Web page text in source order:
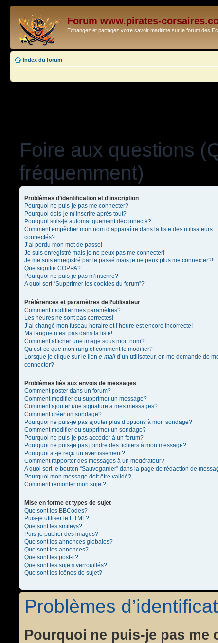
Forum www.pirates-
Echangez et partagez votre savoir maritime sur le forum des
Index du forum
Foire aux questions
fréquemment)
Problèmes d’identification et d’inscription
Pourquoi ne puis-je pas me connecter?
Pourquoi dois-je m’inscrire après tout?
Pourquoi suis-je automatiquement déconnecté?
Comment empêcher mon nom d’apparaître dans la liste des utilisateurs
connectés?
J’ai perdu mon mot de passe!
Je suis enregistré mais je ne peux pas me connecter!
Je me suis enregistré par le passé mais je ne peux plus me connecter?!
Que signifie COPPA?
Pourquoi ne puis-je pas m’inscrire?
A quoi sert “Supprimer les cookies du forum”?
Préférences et paramètres de l’utilisateur
Comment modifier mes paramètres?
Les heures ne sont pas correctes!
J’ai changé mon fuseau horaire et l’heure est encore incorrecte!
Ma langue n’est pas dans la liste!
Comment afficher une image sous mon nom?
Qu’est-ce que mon rang et comment le modifier?
Lorsque je clique sur le lien e-mail d’un utilisateur, on me demande de
connecter?
Problèmes liés aux envois de messages
Comment poster dans un forum?
Comment modifier ou supprimer un message?
Comment ajouter une signature à mes messages?
Comment créer un sondage?
Pourquoi ne puis-je pas ajouter plus d’options à mon sondage?
Comment modifier ou supprimer un sondage?
Pourquoi ne puis-je pas accéder à un forum?
Pourquoi ne puis-je pas joindre des fichiers à mon message?
Pourquoi ai-je reçu un avertissement?
Comment rapporter des messages à un modérateur?
A quoi sert le bouton “Sauvegarder” dans la page de rédaction de
Pourquoi mon message doit être validé?
Comment remonter mon sujet?
Mise en forme et types de sujet
Que sont les BBCodes?
Puis-je utiliser le HTML?
Que sont les smileys?
Puis-je publier des images?
Que sont les annonces globales?
Que sont les annonces?
Que sont les post-it?
Que sont les sujets verrouillés?
Que sont les icônes de sujet?
Problèmes
Pourquoi ne puis-je pas me